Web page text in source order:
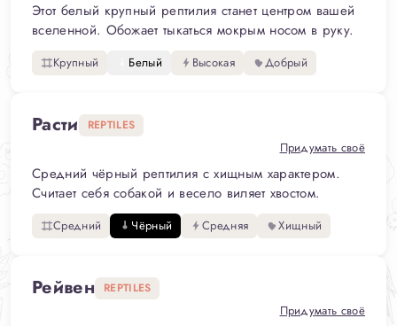
Этот белый крупный рептилия станет центром вашей
вселенной. Обожает тыкаться мокрым носом в руку.
Крупный Белый Высокая Добрый
Расти REPTILES
Придумать своё
Средний чёрный рептилия с хищным характером.
Считает себя собакой и весело виляет хвостом.
Средний Чёрный Средняя Хищный
Рейвен REPTILES
Придумать своё